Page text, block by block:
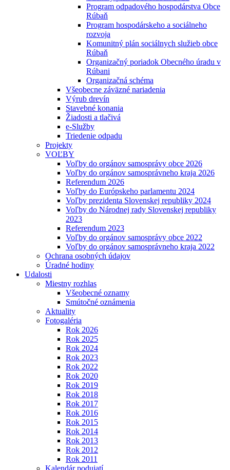
Program odpadového hospodárstva Obce
Rúbaň
Program hospodárskeho a sociálneho
rozvoja
Komunitný plán sociálnych služieb obce
Rúbaň
Organizačný poriadok Obecného úradu v
Rúbani
Organizačná schéma
Všeobecne záväzné nariadenia
Výrub drevín
Stavebné konania
Žiadosti a tlačivá
e-Služby
Triedenie odpadu
Projekty
VOĽBY
Voľby do orgánov samosprávy obce 2026
Voľby do orgánov samosprávneho kraja 2026
Referendum 2026
Voľby do Európskeho parlamentu 2024
Voľby prezidenta Slovenskej republiky 2024
Voľby do Národnej rady Slovenskej republiky
2023
Referendum 2023
Voľby do orgánov samosprávy obce 2022
Voľby do orgánov samosprávneho kraja 2022
Ochrana osobných údajov
Úradné hodiny
Udalosti
Miestny rozhlas
Všeobecné oznamy
Smútočné oznámenia
Aktuality
Fotogaléria
Rok 2026
Rok 2025
Rok 2024
Rok 2023
Rok 2022
Rok 2020
Rok 2019
Rok 2018
Rok 2017
Rok 2016
Rok 2015
Rok 2014
Rok 2013
Rok 2012
Rok 2011
Kalendár podujatí